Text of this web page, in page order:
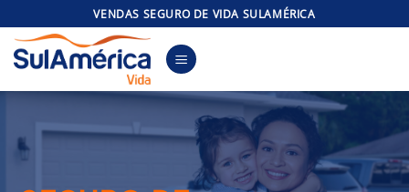
to
content
VENDAS SEGURO DE VIDA SULAMÉRICA